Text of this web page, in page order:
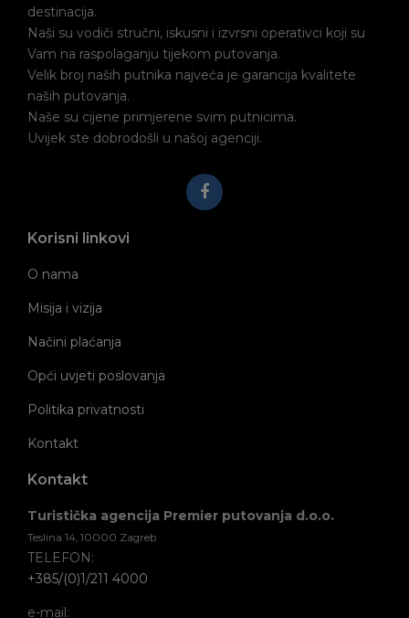
destinacija.
Naši su vodiči stručni, iskusni i izvrsni operativci koji su
Vam na raspolaganju tijekom putovanja.
Velik broj naših putnika najveća je garancija kvalitete
naših putovanja.
Naše su cijene primjerene svim putnicima.
Uvijek ste dobrodošli u našoj agenciji.
Korisni linkovi
O nama
Misija i vizija
Načini plaćanja
Opći uvjeti poslovanja
Politika privatnosti
Kontakt
Kontakt
Turistička agencija Premier putovanja d.o.o.
Teslina 14, 10000 Zagreb
TELEFON:
+385/(0)1/211 4000
e-mail: